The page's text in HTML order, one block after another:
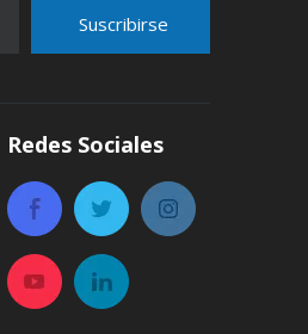
Suscribirse
Redes Sociales